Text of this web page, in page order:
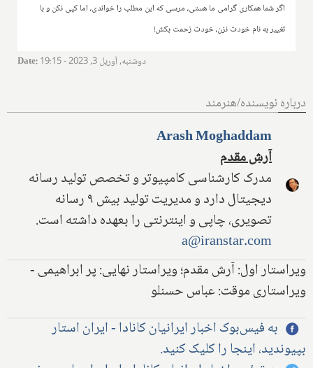
اگر شما همکاری گرامی ما هستی، مرسی که این مطلب را خواندی، اما کپی نکن و با
تغییر به نام خودت نزن، خودت زحمت بکش!
Date: دوشنبه, آوریل 3, 2023 - 19:15
درباره نویسنده/هنرمند
Arash Moghaddam
آرش مقدم
مدرک کارشناسی کامپیوتر و تخصص تولید رسانه
دیجیتال دارد و مدیریت تولید بیش ۹ رسانه
تصویری، چاپی و اینترنتی را بعهده داشته است.
a@iranstar.com
ویراستار اول: آرش مقدم؛ ویراستار نهایی: پر ابراهیمی -
ویراستاری موقت: عباس حسنلو
به فیس‌بوک اخبار ایرانیان کانادا - ایران استار
بپیوندید، اینجا را کلیک کنید.